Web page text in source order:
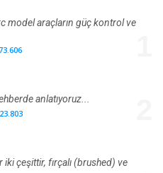
model araçların güç kontrol ve
73.606
anlatıyoruz...
23.803
çeşittir, fırçalı (brushed) ve